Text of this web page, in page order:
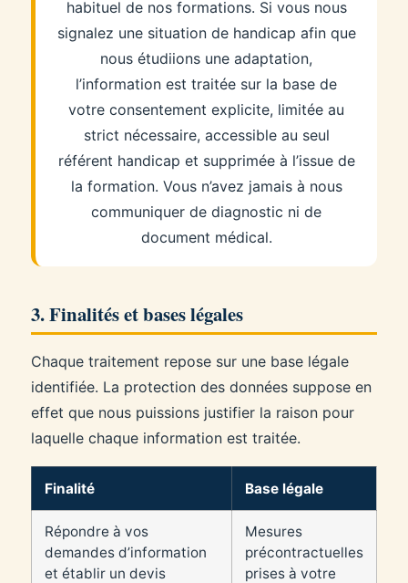
habituel de nos formations. Si vous nous
signalez une situation de handicap afin que
nous étudiions une adaptation,
l’information est traitée sur la base de
votre consentement explicite, limitée au
strict nécessaire, accessible au seul
référent handicap et supprimée à l’issue de
la formation. Vous n’avez jamais à nous
communiquer de diagnostic ni de
document médical.
3. Finalités et bases légales
Chaque traitement repose sur une base légale
identifiée. La protection des données suppose en
effet que nous puissions justifier la raison pour
laquelle chaque information est traitée.
Finalité Base légale
Répondre à vos
demandes d’information
et établir un devis
Mesures
précontractuelles
prises à votre